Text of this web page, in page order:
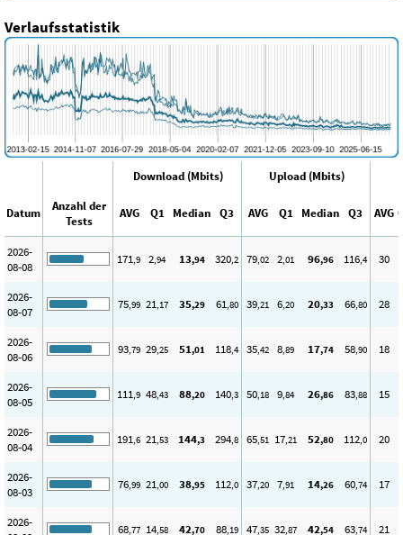
Verlaufsstatistik
Download (Mbits) Upload (Mbits)
Datum
Anzahl der
Tests
AVG Q1 Median Q3 AVG Q1 Median Q3 AVG
2026-
08-08
171,9 2,94 13,94 320,2 79,02 2,01 96,96 116,4 30
2026-
08-07
75,99 21,17 35,29 61,80 39,21 6,20 20,33 66,80 28
2026-
08-06
93,79 29,25 51,01 118,4 35,42 8,89 17,74 58,90 18
2026-
08-05
111,9 48,43 88,20 140,3 50,18 9,84 26,86 83,88 15
2026-
08-04
191,6 21,53 144,3 294,8 65,51 17,21 52,80 112,0 20
2026-
08-03
76,99 21,00 38,95 112,0 37,20 7,91 14,26 60,74 17
2026-
68,77 14,58 42,70 88,19 47,35 32,87 42,54 63,74 21